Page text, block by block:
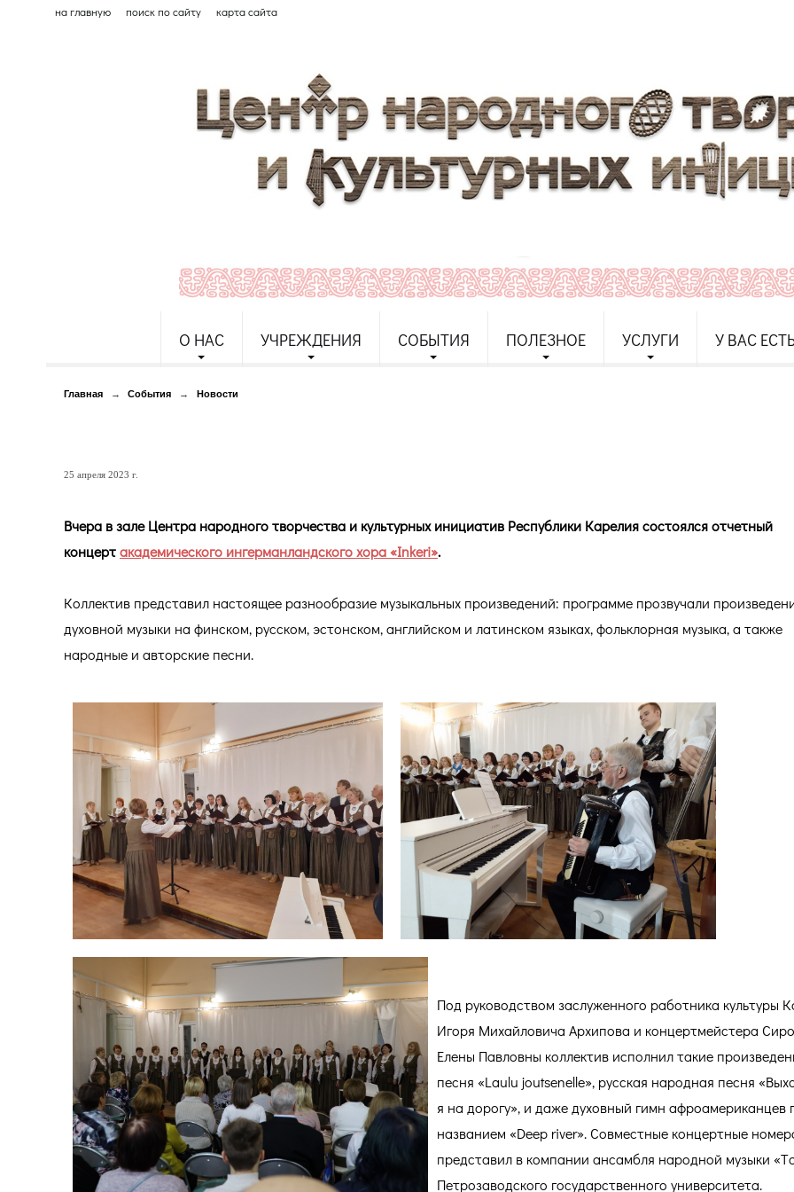
на главную поиск по сайту карта сайта
О НАС УЧРЕЖДЕНИЯ СОБЫТИЯ ПОЛЕЗНОЕ УСЛУГИ У ВАС
Главная → События → Новости
25 апреля 2023 г.
Вчера в зале Центра народного творчества и культурных инициатив Республики Карелия состоялся отчетный
концертакадемического ингерманландского хора «Inkeri».
Коллектив представил настоящее разнообразие музыкальных произведений: программе прозвучали
духовной музыки на финском, русском, эстонском, английском и латинском языках, фольклорная музыка, а также
народные и авторские песни.
Под руководством заслуженного работника культуры
Игоря Михайловича Архипова и концертмейстера
Елены Павловны коллектив исполнил такие
песня «Laulu joutsenelle», русская народная песня
я на дорогу», и даже духовный гимн афроамериканцев
названием «Deep river». Совместные концертные
представил в компании ансамбля народной музыки
Петрозаводского государственного университета.